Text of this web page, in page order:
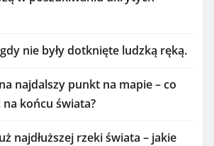
nie były dotknięte ludzką ręką.
najdalszy punkt na mapie – co
końcu świata?
najdłuższej rzeki świata – jakie